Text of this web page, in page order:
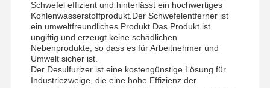
Schwefel effizient und hinterlässt ein hochwertiges
Kohlenwasserstoffprodukt.Der Schwefelentferner ist
ein umweltfreundliches Produkt.Das Produkt ist
ungiftig und erzeugt keine schädlichen
Nebenprodukte, so dass es für Arbeitnehmer und
Umwelt sicher ist.
Der Desulfurizer ist eine kostengünstige Lösung für
Industriezweige, die eine hohe Effizienz der